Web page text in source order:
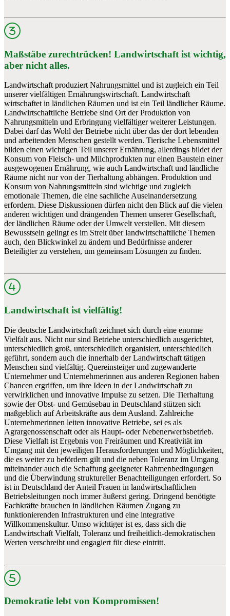
Maßstäbe zurechtrücken! Landwirtschaft ist wichtig,
aber nicht alles.
Landwirtschaft produziert Nahrungsmittel und ist zugleich ein Teil
unserer vielfältigen Ernährungswirtschaft. Landwirtschaft
wirtschaftet in ländlichen Räumen und ist ein Teil ländlicher Räume.
Landwirtschaftliche Betriebe sind Ort der Produktion von
Nahrungsmitteln und Erbringung vielfältiger weiterer Leistungen.
Dabei darf das Wohl der Betriebe nicht über das der dort lebenden
und arbeitenden Menschen gestellt werden. Tierische Lebensmittel
bilden einen wichtigen Teil unserer Ernährung, allerdings bildet der
Konsum von Fleisch- und Milchprodukten nur einen Baustein einer
ausge­wogenen Ernährung, wie auch Landwirtschaft und ländliche
Räume nicht nur von der Tierhaltung abhängen. Produktion und
Konsum von Nahrungsmitteln sind wichtige und zugleich
emotionale Themen, die eine sachliche Auseinander­setzung
erfordern. Diese Diskussionen dürfen nicht den Blick auf die vielen
anderen wichtigen und drängenden Themen unserer Gesellschaft,
der ländlichen Räume oder der Umwelt verstellen. Mit diesem
Bewusstsein gelingt es im Streit über landwirtschaftliche ­Themen
auch, den Blickwinkel zu ändern und Bedürfnisse anderer
Beteiligter zu verstehen, um gemeinsam Lösungen zu finden.
Landwirtschaft ist vielfältig!
Die deutsche Landwirtschaft zeichnet sich durch eine enorme
Vielfalt aus. Nicht nur sind Betriebe unterschiedlich ausgerichtet,
unterschiedlich groß, unterschiedlich organisiert, unterschiedlich
geführt, sondern auch die innerhalb der Landwirtschaft tätigen
Menschen sind vielfältig. Quereinsteiger und zugewanderte
Unternehmer und Unternehmerinnen aus anderen Regionen haben
Chancen ergriffen, um ihre Ideen in der Landwirtschaft zu
verwirklichen und innovative Impulse zu setzen. Die Tierhaltung
sowie der Obst- und Gemüsebau in Deutschland stützen sich
maßgeblich auf Arbeitskräfte aus dem Ausland. Zahlreiche
Unternehmerinnen leiten innovative Betriebe, sei es als
Agrargenossenschaft oder als Haupt- oder Nebenerwerbsbetrieb.
Diese Vielfalt ist Ergebnis von Freiräumen und Kreativität im
Umgang mit den jeweiligen He­raus­forde­rungen und Möglichkeiten,
die es weiter zu befördern gilt und die neben Toleranz im Umgang
miteinander auch die Schaffung geeigneter Rahmenbedingungen
und die Über­windung struktureller Benachteiligungen erfordert. So
ist in Deutschland der Anteil Frauen in landwirtschaftlichen
Betriebsleitungen noch immer äußerst gering. Dringend benötigte
Fachkräfte brauchen in ländlichen Räumen Zugang zu
funktionierenden Infrastrukturen und eine integrative
Willkommenskultur. Umso wichtiger ist es, dass sich die
Landwirtschaft Vielfalt, Toleranz und freiheitlich-demo­kratischen
Werten verschreibt und engagiert für diese eintritt.
Demokratie lebt von Kompromissen!